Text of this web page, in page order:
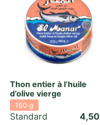
Thon entier à l’huile
d’olive vierge
160 g
Standard 4,50